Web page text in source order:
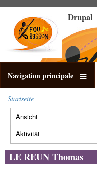
Inhalt
Drupal
Navigation principale
Pfadnavigation
Startseite
Primäre
Reiter
Ansicht
Reiter)
Aktivität
LE REUN Thomas